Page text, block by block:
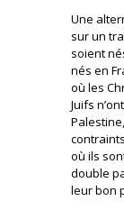
Une
sur un
soient
nés en
où les
Juifs
où ils
double
leur bon